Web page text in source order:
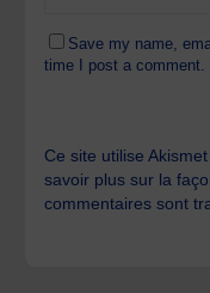
Save my name,
time I post a comment.
Ce site utilise
savoir plus sur la
commentaires sont